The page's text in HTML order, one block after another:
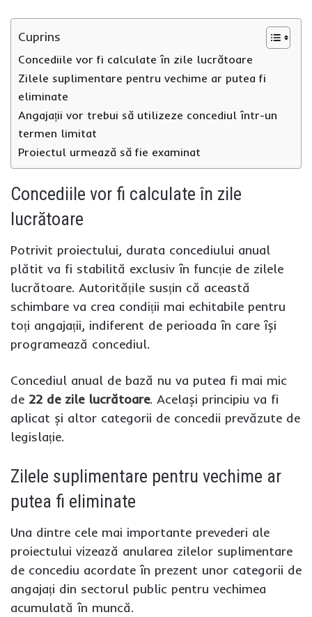
Cuprins
Concediile vor fi calculate în zile lucrătoare
Zilele suplimentare pentru vechime ar putea fi
eliminate
Angajații vor trebui să utilizeze concediul într-un
termen limitat
Proiectul urmează să fie examinat
Concediile vor fi calculate în zile
lucrătoare
Potrivit proiectului, durata concediului anual
plătit va fi stabilită exclusiv în funcție de zilele
lucrătoare. Autoritățile susțin că această
schimbare va crea condiții mai echitabile pentru
toți angajații, indiferent de perioada în care își
programează concediul.
Concediul anual de bază nu va putea fi mai mic
de 22 de zile lucrătoare. Același principiu va fi
aplicat și altor categorii de concedii prevăzute de
legislație.
Zilele suplimentare pentru vechime ar
putea fi eliminate
Una dintre cele mai importante prevederi ale
proiectului vizează anularea zilelor suplimentare
de concediu acordate în prezent unor categorii de
angajați din sectorul public pentru vechimea
acumulată în muncă.